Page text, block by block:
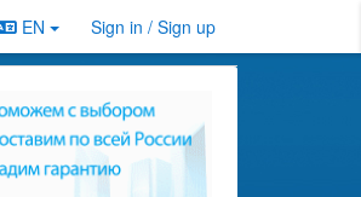
EN Sign in / Sign up